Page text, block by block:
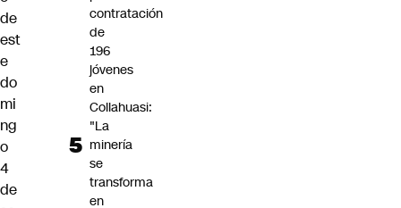
de
est
e
do
mi
ng
o
4
de
contratación
de
196
jóvenes
en
Collahuasi:
"La
minería
se
transforma
en